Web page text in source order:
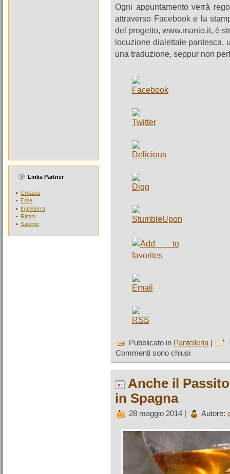
Links Partner
Croazia
Eolie
Inghilterra
Rimini
Salento
Ogni appuntamento verrà
attraverso Facebook e la
del progetto, www.manio.it, è
locuzione dialettale pantesca,
una traduzione, seppur non
Pubblicato in Pantelleria
Commenti sono chiusi
Anche il
in Spagna
28 maggio 2014 | Autore: